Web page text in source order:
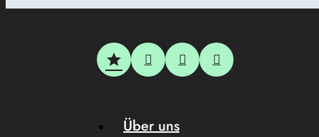
Über uns